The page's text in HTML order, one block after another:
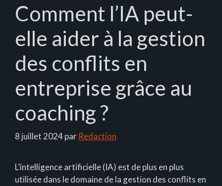
Comment l’IA peut-
elle aider à la gestion
des conflits en
entreprise grâce au
coaching ?
8 juillet 2024par Redaction
L’intelligence artificielle (IA) est de plus en plus
utilisée dans le domaine de la gestion des conflits en